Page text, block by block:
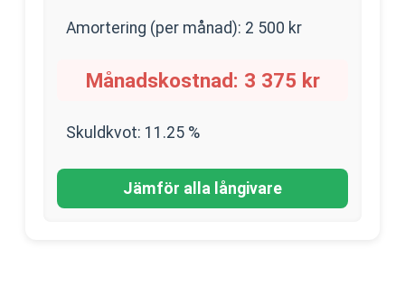
Amortering (per månad): 2 500 kr
Månadskostnad: 3 375 kr
Skuldkvot: 11.25 %
Jämför alla långivare